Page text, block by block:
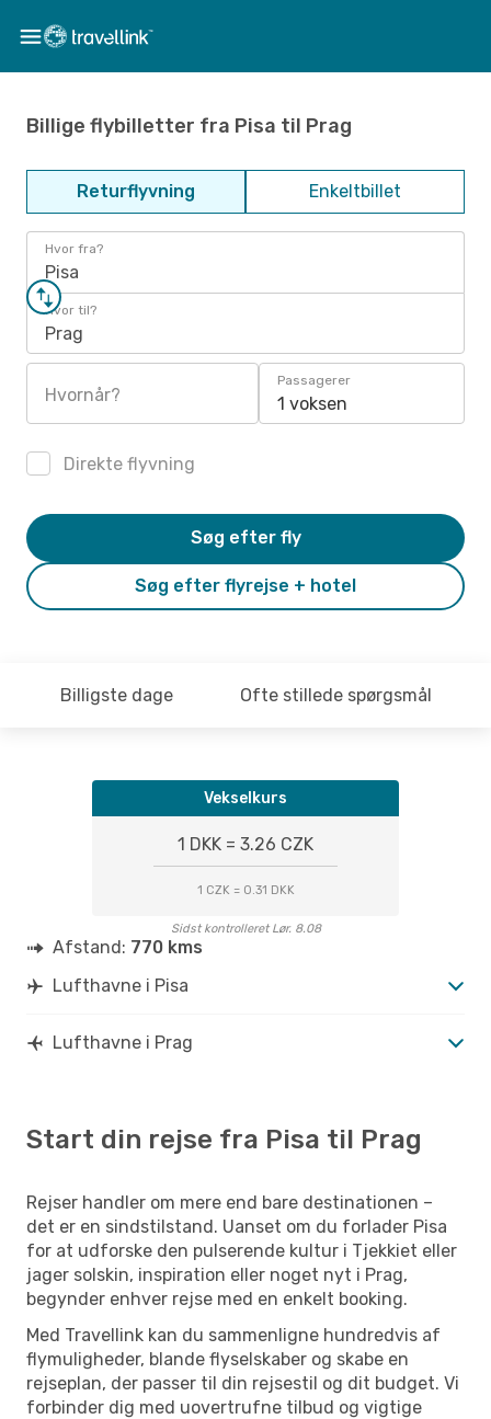
Billige flybilletter fra Pisa til Prag
Returflyvning Enkeltbillet
Hvor fra?
Pisa
Hvor til?
Prag
Hvornår?
Passagerer
1 voksen
Direkte flyvning
Søg efter flyrejse + hotel
Søg efter fly
Billigste dage Ofte stillede spørgsmål
Vekselkurs
1 DKK = 3.26 CZK
1 CZK = 0.31 DKK
Sidst kontrolleret Lør. 8.08
Afstand: 770 kms
Lufthavne i Pisa
Lufthavne i Prag
Start din rejse fra Pisa til Prag
Rejser handler om mere end bare destinationen –
det er en sindstilstand. Uanset om du forlader Pisa
for at udforske den pulserende kultur i Tjekkiet eller
jager solskin, inspiration eller noget nyt i Prag,
begynder enhver rejse med en enkelt booking.
Med Travellink kan du sammenligne hundredvis af
flymuligheder, blande flyselskaber og skabe en
rejseplan, der passer til din rejsestil og dit budget. Vi
forbinder dig med uovertrufne tilbud og vigtige